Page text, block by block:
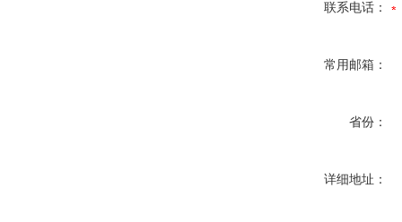
联系电话：
常用邮箱：
省份：
详细地址：